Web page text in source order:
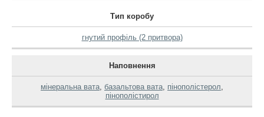
Тип коробу
гнутий профіль (2 притвора)
Наповнення
мінеральна вата, базальтова вата, пінополістерол,
пінополістирол